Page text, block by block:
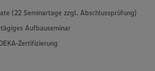
(22 Seminartage zzgl. Abschlussprüfung)
Aufbauseminar
Zertifizierung